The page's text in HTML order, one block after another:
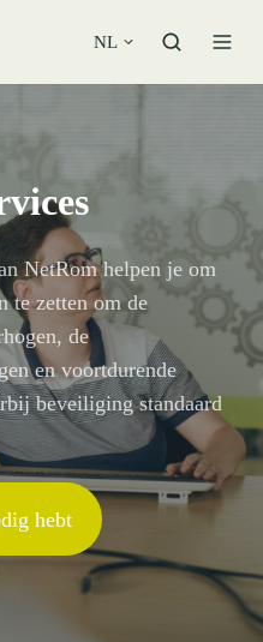
NL
NetRom helpen je om
te zetten om de
de
en voortdurende
beveiliging standaard
hebt